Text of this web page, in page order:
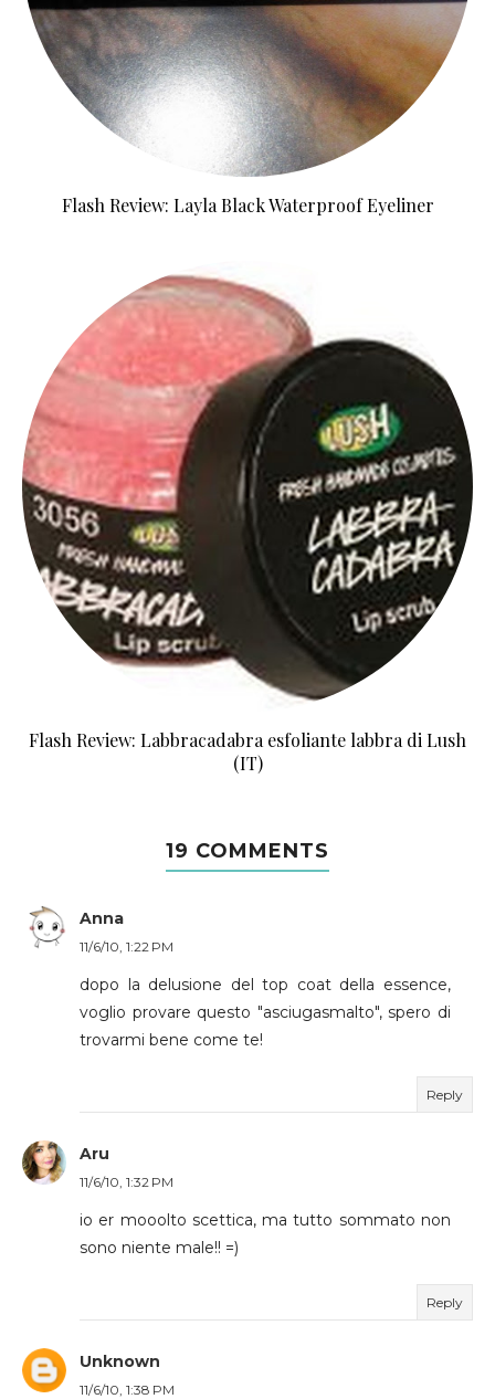
Flash Review: Layla Black Waterproof Eyeliner
Flash Review: Labbracadabra esfoliante labbra di Lush
(IT)
19 COMMENTS
Anna
11/6/10, 1:22 PM
dopo la delusione del top coat della essence,
voglio provare questo "asciugasmalto", spero di
trovarmi bene come te!
Reply
Aru
11/6/10, 1:32 PM
io er mooolto scettica, ma tutto sommato non
sono niente male!! =)
Reply
Unknown
11/6/10, 1:38 PM